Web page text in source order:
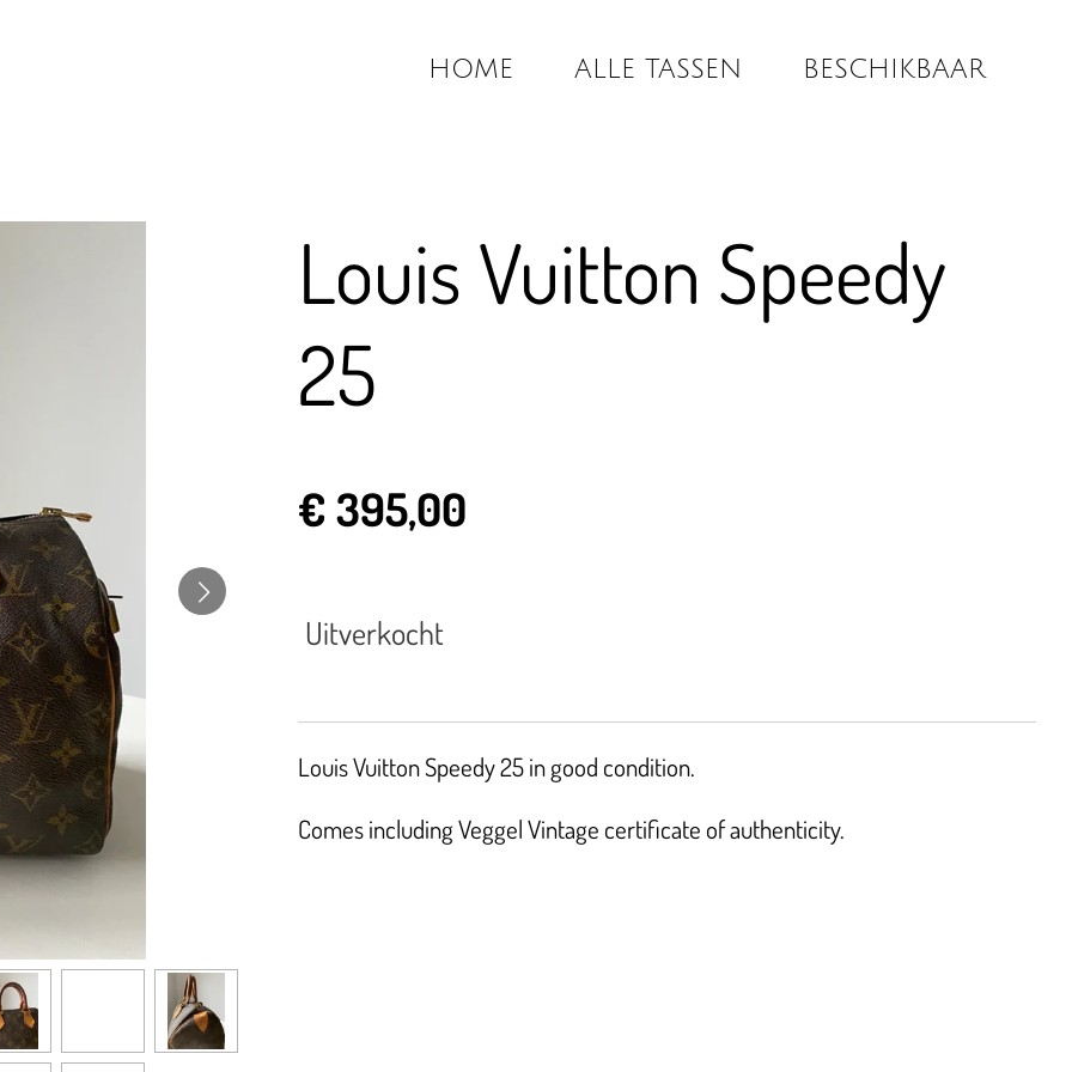
HOME ALLE TASSEN BESCHIKBAAR
Louis Vuitton Speedy
25
€ 395,00
Uitverkocht
Louis Vuitton Speedy 25 in good condition.
Comes including Veggel Vintage certificate of authenticity.